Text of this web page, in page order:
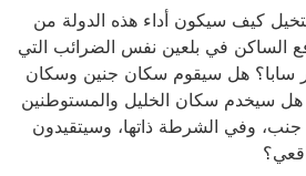
كيف سيكون أداء هذه الدولة من
الساكن في بلعين نفس الضرائب التي
سابا؟ هل سيقوم سكان جنين وسكان
هل سيخدم سكان الخليل والمستوطنين
جنب، وفي الشرطة ذاتها، وسيتقيدون